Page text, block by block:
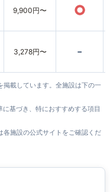
9,900円〜 ○
3,278円〜 -
載しています。全施設は下の一
基づき、特におすすめする項目
施設の公式サイトをご確認くだ